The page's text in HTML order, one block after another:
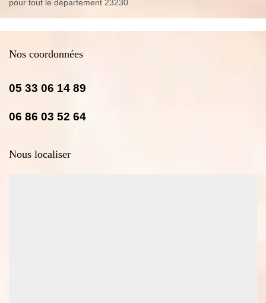
pour tout le département 23230.
Nos coordonnées
05 33 06 14 89
06 86 03 52 64
Nous localiser